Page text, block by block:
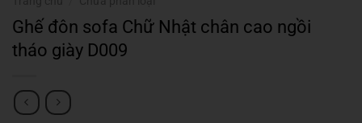
Ghế đôn sofa Chữ Nhật chân cao ngồi
tháo giày D009